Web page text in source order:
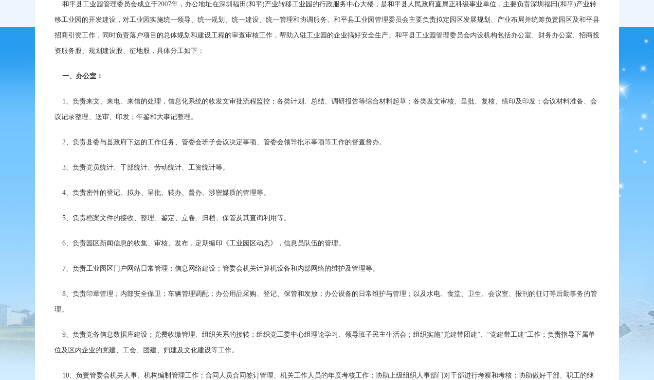
和平县工业园管理委员会成立于2007年，办公地址在深圳福田(和平)产业转移工业园的行政服务中心大楼，是和平县人民政府直属正科级事业单位，主要负责深圳福田(和平)产业转
移工业园的开发建设，对工业园实施统一领导、统一规划、统一建设、统一管理和协调服务。和平县工业园管理委员会主要负责拟定园区发展规划、产业布局并统筹负责园区及和平县
招商引资工作，同时负责落户项目的总体规划和建设工程的审查审核工作，帮助入驻工业园的企业搞好安全生产。和平县工业园管理委员会内设机构包括办公室、财务办公室、招商投
资服务股、规划建设股、征地股，具体分工如下：
一、办公室：
1、负责来文、来电、来信的处理，信息化系统的收发文审批流程监控；各类计划、总结、调研报告等综合材料起草；各类发文审核、呈批、复核、缮印及印发；会议材料准备、会
议记录整理、送审、印发；年鉴和大事记整理。
2、负责县委与县政府下达的工作任务、管委会班子会议决定事项、管委会领导批示事项等工作的督查督办。
3、负责党员统计、干部统计、劳动统计、工资统计等。
4、负责密件的登记、拟办、呈批、转办、督办、涉密媒质的管理等。
5、负责档案文件的接收、整理、鉴定、立卷、归档、保管及其查询利用等。
6、负责园区新闻信息的收集、审核、发布，定期编印《工业园区动态》，信息员队伍的管理。
7、负责工业园区门户网站日常管理；信息网络建设；管委会机关计算机设备和内部网络的维护及管理等。
8、负责印章管理；内部安全保卫；车辆管理调配；办公用品采购、登记、保管和发放；办公设备的日常维护与管理；以及水电、食堂、卫生、会议室、报刊的征订等后勤事务的管
理。
9、负责党务信息数据库建设；党费收缴管理、组织关系的接转；组织党工委中心组理论学习、领导班子民主生活会；组织实施“党建带团建”、“党建带工建”工作；负责指导下属单
位及区内企业的党建、工会、团建、妇建及文化建设等工作。
10、负责管委会机关人事、机构编制管理工作；合同人员合同签订管理、机关工作人员的年度考核工作；协助上级组织人事部门对干部进行考察和考核；协助做好干部、职工的继